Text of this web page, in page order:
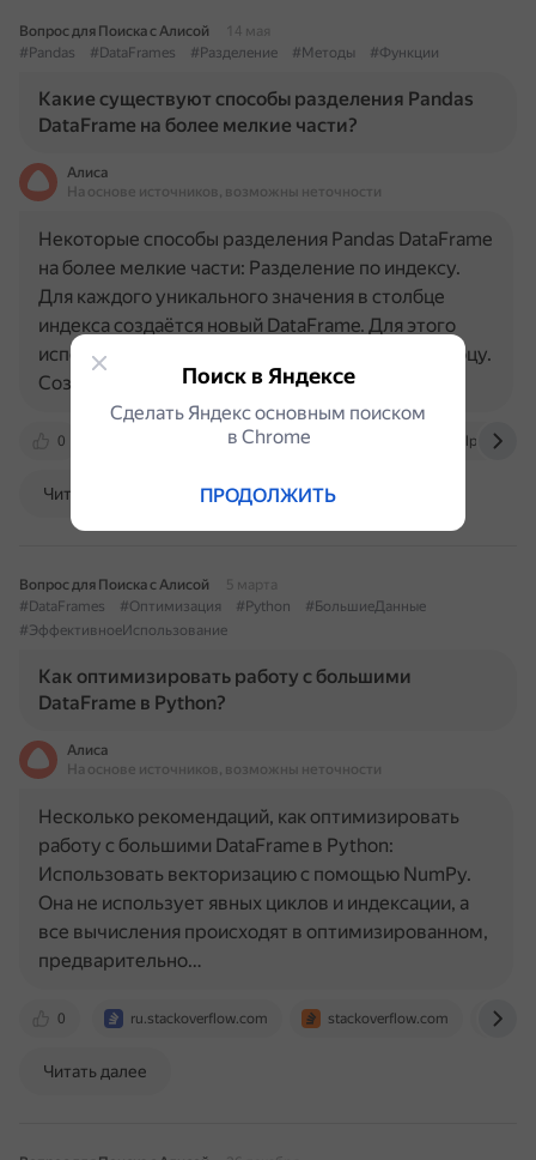
Вопрос для Поиска с Алисой
14 мая
#Pandas
#DataFrames #Разделение #Методы #Функции
Какие существуют способы разделения Pandas
DataFrame на более мелкие части?
Алиса
На основе источников, возможны неточности
0 stackoverflow.com sqlpey.com
Некоторые способы разделения Pandas DataFrame
на более мелкие части: Разделение по индексу.
Для каждого уникального значения в столбце
индекса создаётся новый DataFrame. Для этого
используется метод
. Разделение по столбцу.
Создаётся…
Читать далее
Вопрос для Поиска с Алисой
5 марта
#DataFrames
#Оптимизация #Python
#БольшиеДанные
#ЭффективноеИспользование
Как оптимизировать работу с большими
DataFrame в Python?
Алиса
На основе источников, возможны неточности
0 ru.stackoverflow.com stackoverflow.com
Несколько рекомендаций, как оптимизировать
работу с большими DataFrame в Python:
Использовать векторизацию с помощью NumPy.
Она не использует явных циклов и индексации, а
все вычисления происходят в оптимизированном,
предварительно…
Читать далее
Поиск в Яндексе
Сделать Яндекс основным поиском
в Сhrome
ПРОДОЛЖИТЬ